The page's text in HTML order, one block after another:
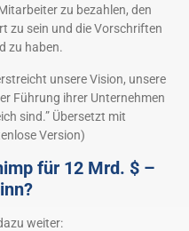
zu bezahlen, den
zu sein und die Vorschriften
zu haben.
unsere Vision, unsere
Führung ihrer Unternehmen
sind.” Übersetzt mit
Version)
für 12 Mrd. $ –
weiter: